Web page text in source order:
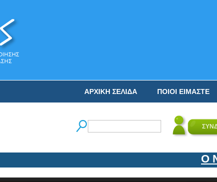
ΠΟΙΟΙ ΕΙΜΑΣΤΕ
ΑΡΧΙΚΗ ΣΕΛΙΔΑ
Ο